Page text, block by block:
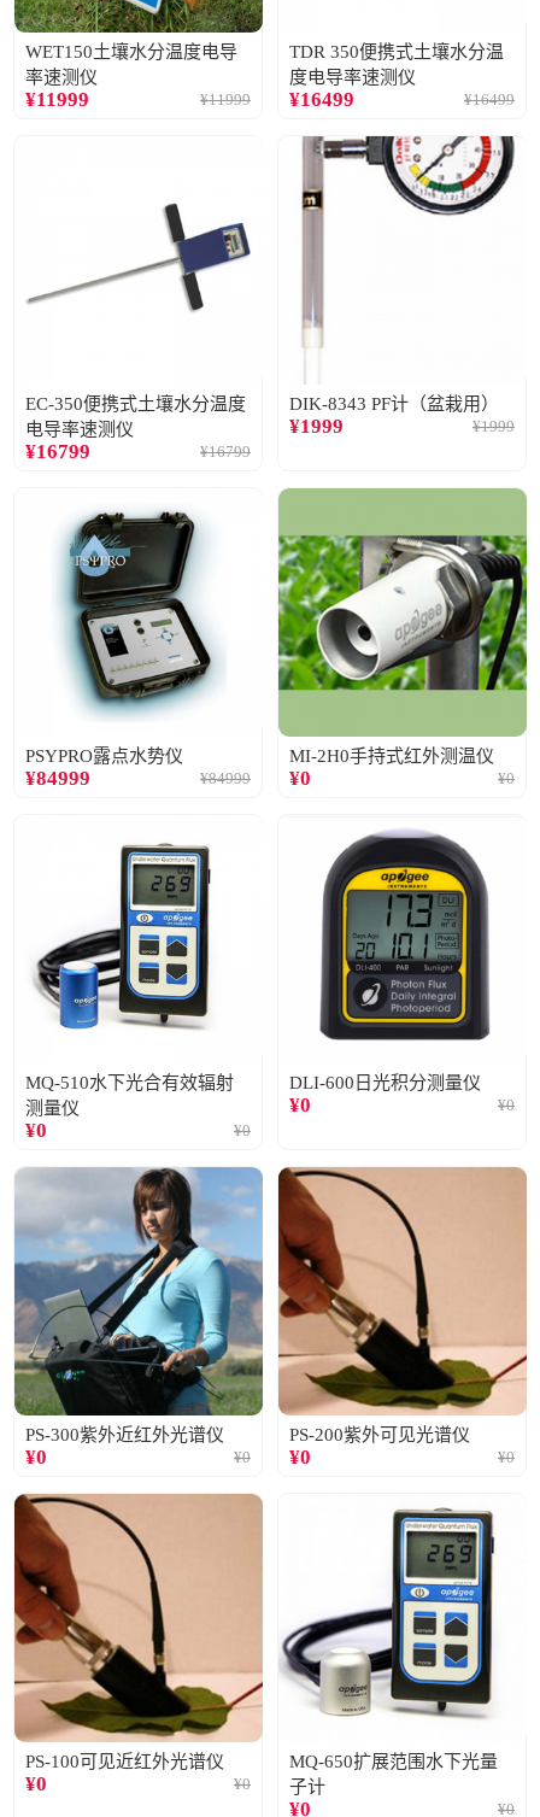
WET150土壤水分温度电导
率速测仪
¥11999 ¥11999
TDR 350便携式土壤水分温
度电导率速测仪
¥16499 ¥16499
EC-350便携式土壤水分温度
电导率速测仪
¥16799 ¥16799
DIK-8343 PF计（盆栽用）
¥1999 ¥1999
PSYPRO露点水势仪
¥84999 ¥84999
MI-2H0手持式红外测温仪
¥0 ¥0
MQ-510水下光合有效辐射
测量仪
¥0 ¥0
DLI-600日光积分测量仪
¥0 ¥0
PS-300紫外近红外光谱仪
¥0 ¥0
PS-200紫外可见光谱仪
¥0 ¥0
PS-100可见近红外光谱仪
¥0 ¥0
MQ-650扩展范围水下光量
子计
¥0 ¥0